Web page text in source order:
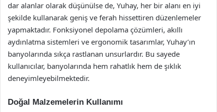
dar alanlar olarak düşünülse de, Yuhay, her bir alanı en iyi
şekilde kullanarak geniş ve ferah hissettiren düzenlemeler
yapmaktadır. Fonksiyonel depolama çözümleri, akıllı
aydınlatma sistemleri ve ergonomik tasarımlar, Yuhay’ın
banyolarında sıkça rastlanan unsurlardır. Bu sayede
kullanıcılar, banyolarında hem rahatlık hem de şıklık
deneyimleyebilmektedir.
Doğal Malzemelerin Kullanımı